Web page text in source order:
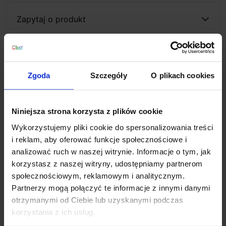
Zgoda Szczegóły O plikach cookies
Niniejsza strona korzysta z plików cookie
Wykorzystujemy pliki cookie do spersonalizowania treści
i reklam, aby oferować funkcje społecznościowe i
analizować ruch w naszej witrynie. Informacje o tym, jak
korzystasz z naszej witryny, udostępniamy partnerom
społecznościowym, reklamowym i analitycznym.
Partnerzy mogą połączyć te informacje z innymi danymi
otrzymanymi od Ciebie lub uzyskanymi podczas
korzystania z ich usług.
Zapytaj o produkt
energooszczędne oświetlenie zewnętrzne, idealne na
elewacje, tarasy czy przydomowe ścieżki. Wykonany z
trwałego tworzywa w eleganckim kolorze antracytu,
ma kompaktowe wymiary, dzięki czemu dyskretnie
wkomponuje się w każdą aranżację. Wbudowany
czujnik ruchu automatycznie włącza lampę po wykryciu
obecności, co zwiększa komfort i oszczędność energii.
Parametry: